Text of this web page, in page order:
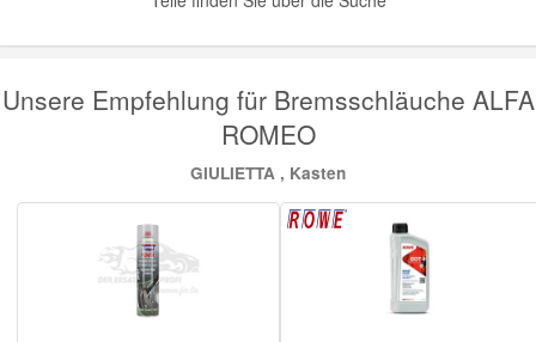
Unsere Empfehlung für Bremsschläuche ALFA
ROMEO
GIULIETTA , Kasten